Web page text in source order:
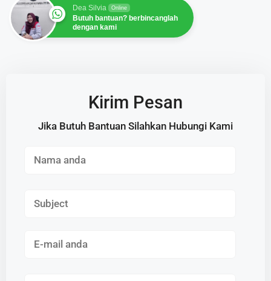
Dea Silvia Online
Butuh bantuan? berbincanglah
dengan kami
Kirim Pesan
Jika Butuh Bantuan Silahkan Hubungi Kami